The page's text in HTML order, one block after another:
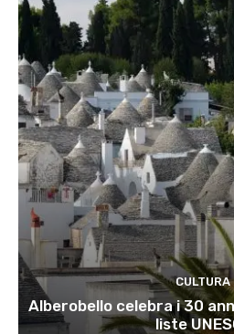
CULTURA
Alberobello celebra i 30
liste